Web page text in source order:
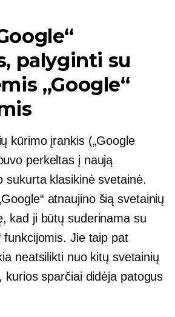
palyginti su
„Google“
kūrimo įrankis („Google
perkeltas į naują
sukurta klasikinė svetainė.
atnaujino šią svetainių
kad ji būtų suderinama su
funkcijomis. Jie taip pat
neatsilikti nuo kitų svetainių
kurios sparčiai didėja patogus